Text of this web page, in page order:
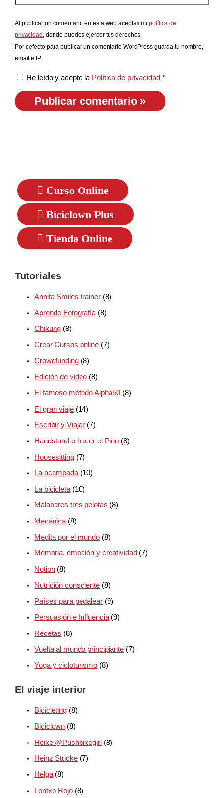
Al publicar un comentario en esta web aceptas mipolítica de
privacidad
, donde puedes ejercer tus derechos.
Por defecto para publicar un comentario WordPress guarda tu nombre,
email e IP.
He leído y acepto la Política de privacidad*
Curso Online
Biciclown Plus
Tienda Online
Tutoriales
Annita Smiles trainer (8)
Aprende Fotografía (8)
Chikung (8)
Crear Cursos online (7)
Crowdfunding (8)
Edición de video (8)
El famoso método Alpha50 (8)
El gran viaje (14)
Escribir y Viajar (7)
Handstand o hacer el Pino (8)
Housesitting (7)
La acampada (10)
La bicicleta (10)
Malabares tres pelotas (8)
Mecánica (8)
Medita por el mundo (8)
Memoria, emoción y creatividad (7)
Notion (8)
Nutrición consciente (8)
Países para pedalear (9)
Persuasión e Influencia (9)
Recetas (8)
Vuelta al mundo principiante (7)
Yoga y cicloturismo (8)
El viaje interior
Bicicleting (8)
Biciclown (8)
Heike @Pushbikegirl (8)
Heinz Stücke (7)
Helga (8)
Lontxo Rojo (8)